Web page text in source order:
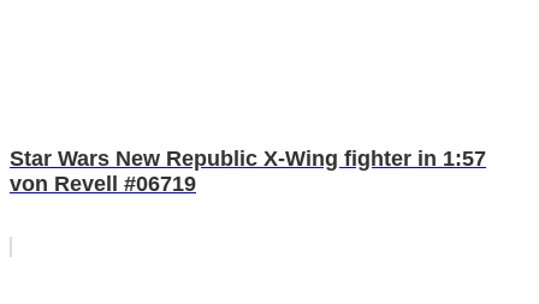
Star Wars New Republic X-Wing fighter in 1:57
von Revell #06719